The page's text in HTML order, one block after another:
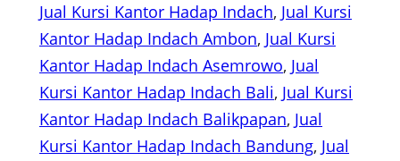
Jual Kursi Kantor Hadap Indach, Jual Kursi
Kantor Hadap Indach Ambon, Jual Kursi
Kantor Hadap Indach Asemrowo, Jual
Kursi Kantor Hadap Indach Bali, Jual Kursi
Kantor Hadap Indach Balikpapan, Jual
Kursi Kantor Hadap Indach Bandung, Jual